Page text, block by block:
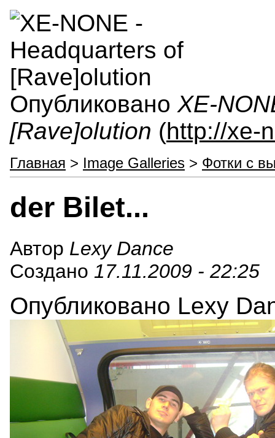
Опубликовано XE-
[Rave]olution (http://xe-
Главная > Image Galleries > Фотки с
der Bilet...
Автор Lexy Dance
Создано 17.11.2009 - 22:25
Опубликовано Lexy